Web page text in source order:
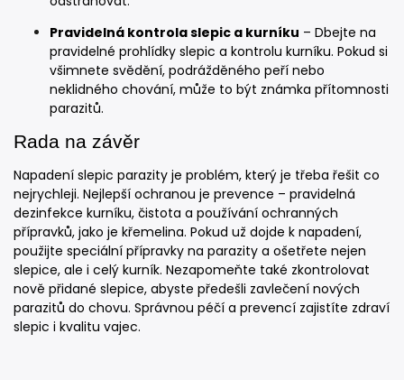
Pravidelná kontrola slepic a kurníku – Dbejte na
pravidelné prohlídky slepic a kontrolu kurníku. Pokud si
všimnete svědění, podrážděného peří nebo
neklidného chování, může to být známka přítomnosti
parazitů.
Rada na závěr
Napadení slepic parazity je problém, který je třeba řešit co
nejrychleji. Nejlepší ochranou je prevence – pravidelná
dezinfekce kurníku, čistota a používání ochranných
přípravků, jako je křemelina. Pokud už dojde k napadení,
použijte speciální přípravky na parazity a ošetřete nejen
slepice, ale i celý kurník. Nezapomeňte také zkontrolovat
nově přidané slepice, abyste předešli zavlečení nových
parazitů do chovu. Správnou péčí a prevencí zajistíte zdraví
slepic i kvalitu vajec.